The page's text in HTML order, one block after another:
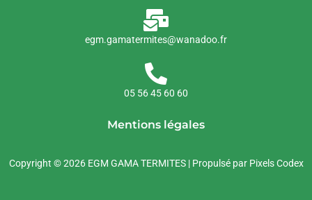
egm.gamatermites@wanadoo.fr
05 56 45 60 60
Mentions légales
Copyright © 2026 EGM GAMA TERMITES | Propulsé par Pixels Codex